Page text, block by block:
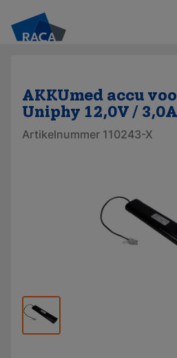
AKKUmed accu
Uniphy 12,0V /
Artikelnummer 110243-X